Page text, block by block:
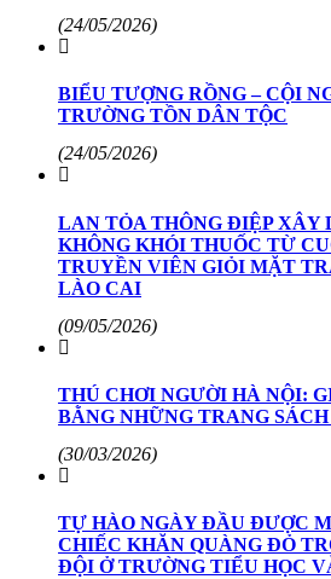
(24/05/2026)
BIỂU TƯỢNG RỒNG – CỘI
TRƯỜNG TỒN DÂN TỘC
(24/05/2026)
LAN TỎA THÔNG ĐIỆP XÂY
KHÔNG KHÓI THUỐC TỪ
TRUYỀN VIÊN GIỎI MẶT
LÀO CAI
(09/05/2026)
THÚ CHƠI NGƯỜI HÀ NỘI:
BẰNG NHỮNG TRANG
(30/03/2026)
TỰ HÀO NGÀY ĐẦU ĐƯỢC
CHIẾC KHĂN QUÀNG ĐỎ
ĐỘI Ở TRƯỜNG TIỂU HỌC